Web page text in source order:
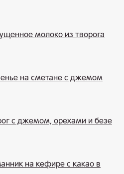
молоко из творога
на сметане с джемом
с джемом, орехами и безе
на кефире с какао в